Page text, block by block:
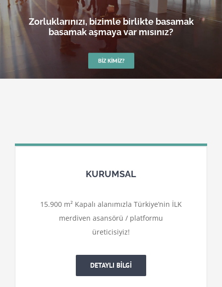
Zorluklarınızı, bizimle birlikte basamak
basamak aşmaya var mısınız?
BIZ KIMIZ?
KURUMSAL
15.900 m² Kapalı alanımızla Türkiye’nin İLK
merdiven asansörü / platformu
üreticisiyiz!
DETAYLI BİLGİ